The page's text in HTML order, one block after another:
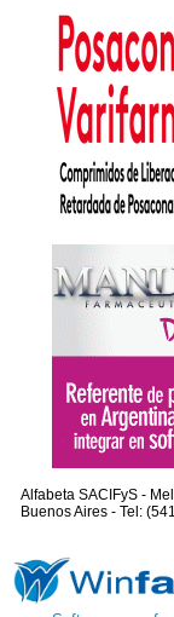
Alfabeta SACIFyS -
Buenos Aires - Tel: